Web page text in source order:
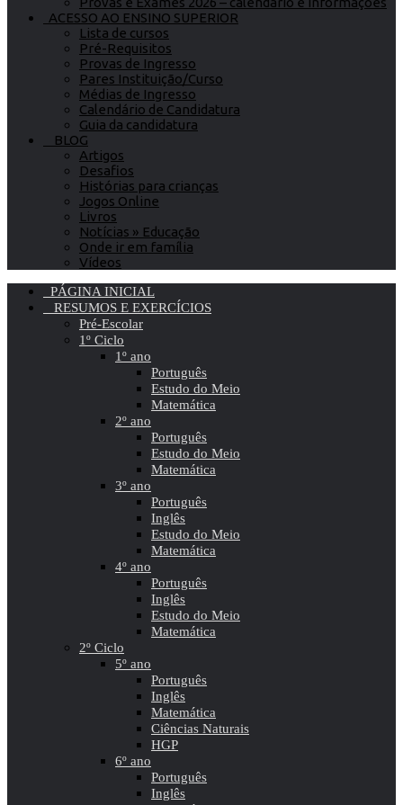
ACESSO AO ENSINO SUPERIOR
Lista de cursos
Pré-Requisitos
Provas de Ingresso
Pares Instituição/Curso
Médias de Ingresso
Calendário de Candidatura
Guia da candidatura
BLOG
Artigos
Desafios
Histórias para crianças
Jogos Online
Livros
Notícias » Educação
Onde ir em família
Vídeos
PÁGINA INICIAL
RESUMOS E EXERCÍCIOS
Pré-Escolar
1º Ciclo
1º ano
Português
Estudo do Meio
Matemática
2º ano
Português
Estudo do Meio
Matemática
3º ano
Português
Inglês
Estudo do Meio
Matemática
4º ano
Português
Inglês
Estudo do Meio
Matemática
2º Ciclo
5º ano
Português
Inglês
Matemática
Ciências Naturais
HGP
6º ano
Português
Inglês